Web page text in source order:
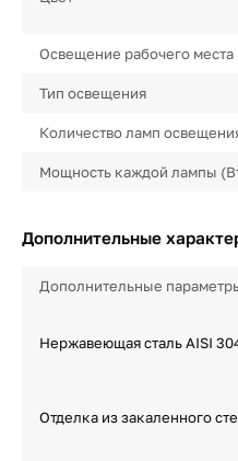
Освещение рабочего места
Тип освещения
Количество ламп
Мощность каждой лампы
Дополнительные
Дополнительные
Нержавеющая сталь AISI
Отделка из закаленного